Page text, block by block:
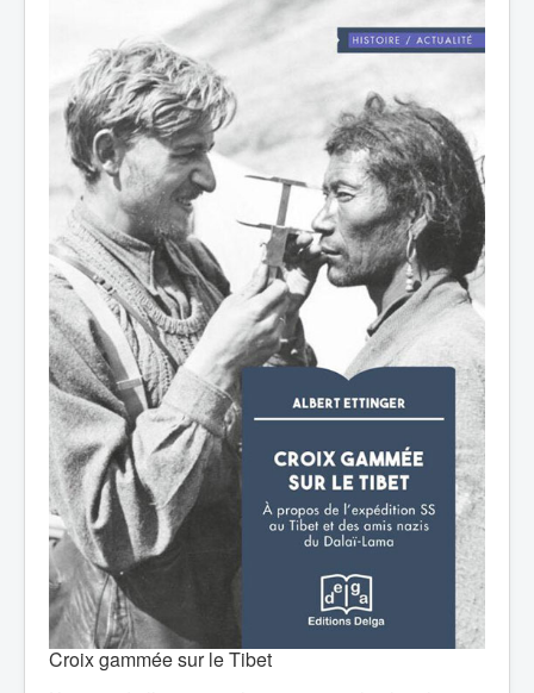
Croix gammée sur le Tibet